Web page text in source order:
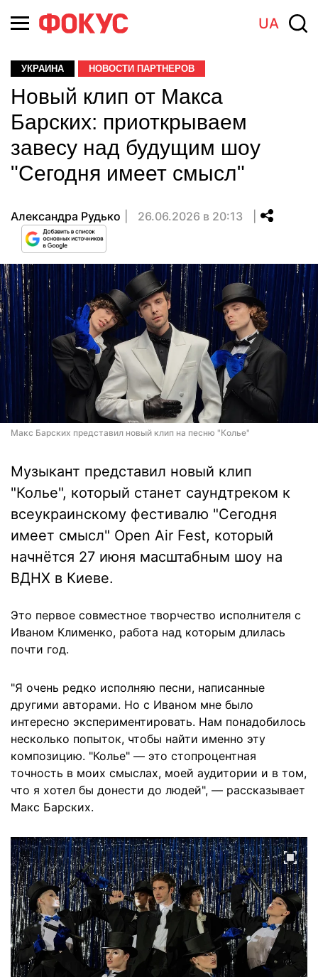
UA
УКРАИНА НОВОСТИ ПАРТНЕРОВ
Новый клип от Макса
Барских: приоткрываем
завесу над будущим шоу
"Сегодня имеет смысл"
Александра Рудько 26.06.2026 в 20:13
Макс Барских представил новый клип на песню "Колье"
Музыкант представил новый клип
"Колье", который станет саундтреком к
всеукраинскому фестивалю "Сегодня
имеет смысл" Open Air Fest, который
начнётся 27 июня масштабным шоу на
ВДНХ в Киеве.
Это первое совместное творчество исполнителя с
Иваном Клименко, работа над которым длилась
почти год.
"Я очень редко исполняю песни, написанные
другими авторами. Но с Иваном мне было
интересно экспериментировать. Нам понадобилось
несколько попыток, чтобы найти именно эту
композицию. "Колье" — это стопроцентная
точность в моих смыслах, моей аудитории и в том,
что я хотел бы донести до людей", — рассказывает
Макс Барских.